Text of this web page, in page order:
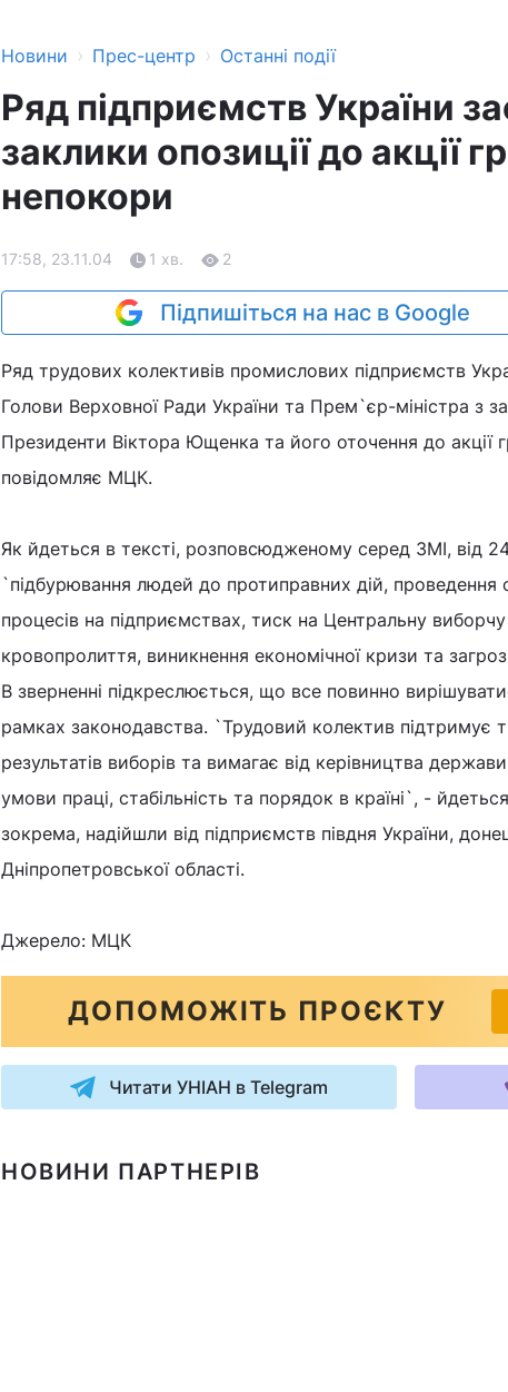
Новини › Прес-центр › Останні події
Ряд підприємств України
заклики опозиції до акції
непокори
17:58, 23.11.04 1 хв. 2
Підпишіться на нас в Google
Ряд трудових колективів промислових підприємств
Голови Верховної Ради України та Прем`єр-міністра з
Президенти Віктора Ющенка та його оточення до акції
повідомляє МЦК.
Як йдеться в тексті, розповсюдженому серед ЗМІ, від
`підбурювання людей до протиправних дій, проведення
процесів на підприємствах, тиск на Центральну
кровопролиття, виникнення економічної кризи та
В зверненні підкреслюється, що все повинно
рамках законодавства. `Трудовий колектив підтримує
результатів виборів та вимагає від керівництва
умови праці, стабільність та порядок в країні`, -
зокрема, надійшли від підприємств півдня України,
Дніпропетровської області.
Джерело: МЦК
ДОПОМОЖІТЬ ПРОЄКТУ
Читати УНІАН в Telegram
НОВИНИ ПАРТНЕРІВ